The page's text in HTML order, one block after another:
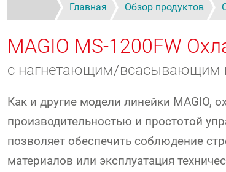
Главная Обзор продуктов
MAGIO MS-1200FW
с нагнетающим/всасывающим
Как и другие модели линейки
производительностью и простотой
позволяет обеспечить соблюдение
материалов или эксплуатация